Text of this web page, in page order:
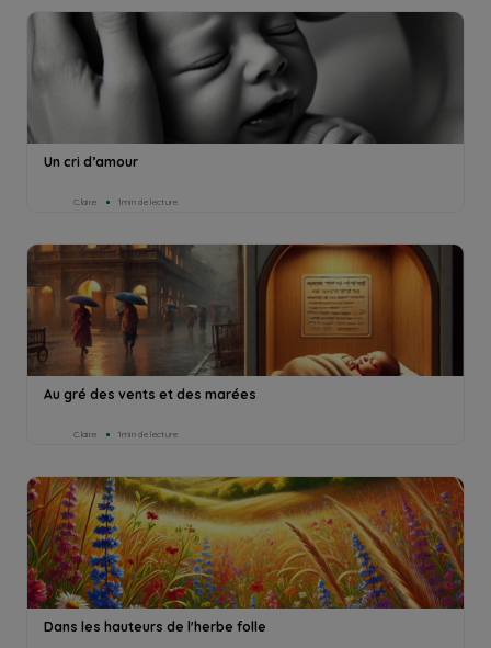
Un cri d’amour
C.lair.e 1min de lecture
Au gré des vents et des marées
C.lair.e 1min de lecture
Dans les hauteurs de l'herbe folle